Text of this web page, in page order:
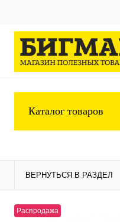
Каталог товаров
ВЕРНУТЬСЯ В РАЗДЕЛ
Распродажа